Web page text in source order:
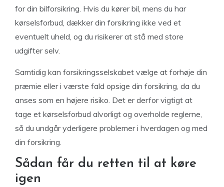
for din bilforsikring. Hvis du kører bil, mens du har
kørselsforbud, dækker din forsikring ikke ved et
eventuelt uheld, og du risikerer at stå med store
udgifter selv.
Samtidig kan forsikringsselskabet vælge at forhøje din
præmie eller i værste fald opsige din forsikring, da du
anses som en højere risiko. Det er derfor vigtigt at
tage et kørselsforbud alvorligt og overholde reglerne,
så du undgår yderligere problemer i hverdagen og med
din forsikring.
Sådan får du retten til at køre
igen